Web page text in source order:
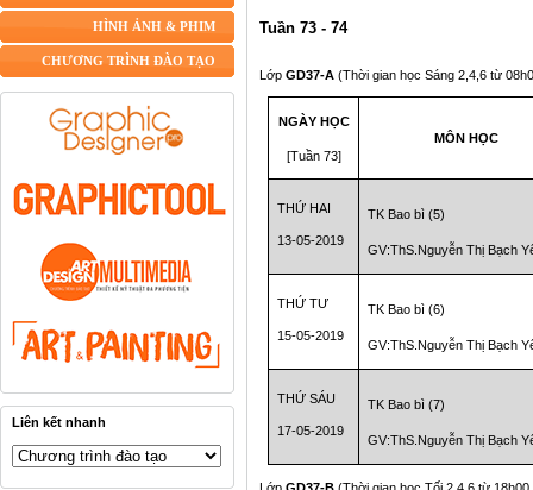
HÌNH ẢNH & PHIM
CHƯƠNG TRÌNH ĐÀO TẠO
Liên kết nhanh
Tuần 73 - 74
Lớp GD37-A (Thời gian học Sáng 2,4,6 từ
NGÀY HỌC
[Tuần 73]
MÔN HỌC
THỨ HAI
13-05-2019
TK Bao bì (5)
GV:ThS.Nguyễn Thị Bạch
THỨ TƯ
15-05-2019
TK Bao bì (6)
GV:ThS.Nguyễn Thị Bạch
THỨ SÁU
17-05-2019
TK Bao bì (7)
GV:ThS.Nguyễn Thị Bạch